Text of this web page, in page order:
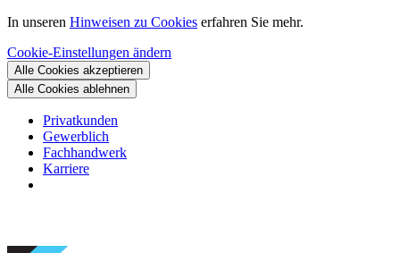
In unseren Hinweisen zu Cookies erfahren Sie mehr.
Cookie-Einstellungen ändern
Alle Cookies akzeptieren
Alle Cookies ablehnen
Privatkunden
Gewerblich
Fachhandwerk
Karriere